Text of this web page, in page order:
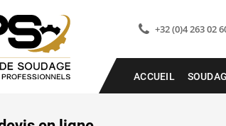
+32 (0)4 263 02
ACCUEIL